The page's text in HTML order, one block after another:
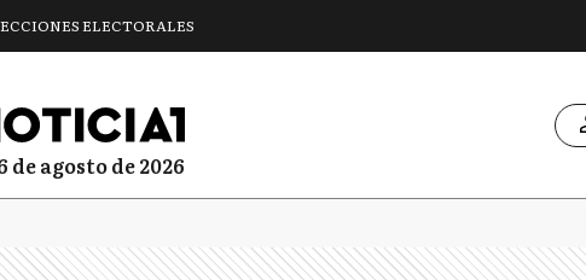
ELECTORALES
de agosto de 2026